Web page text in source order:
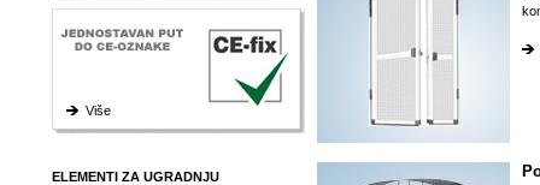
Više
ELEMENTI ZA UGRADNJU